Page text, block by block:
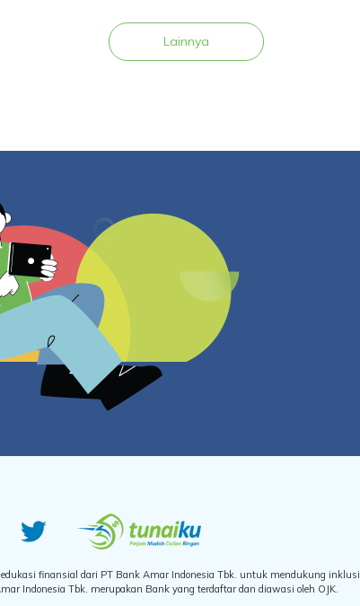
Lainnya
finansial dari PT Bank Amar Indonesia Tbk. untuk mendukung inklusi
Indonesia Tbk. merupakan Bank yang terdaftar dan diawasi oleh OJK.